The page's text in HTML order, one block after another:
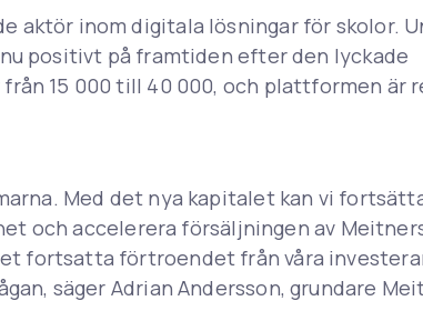
aktör inom digitala lösningar för skolor.
positivt på framtiden efter den lyckade
15 000 till 40 000, och plattformen är
Med det nya kapitalet kan vi
och accelerera försäljningen av
fortsatta förtroendet från våra
säger Adrian Andersson, grundare